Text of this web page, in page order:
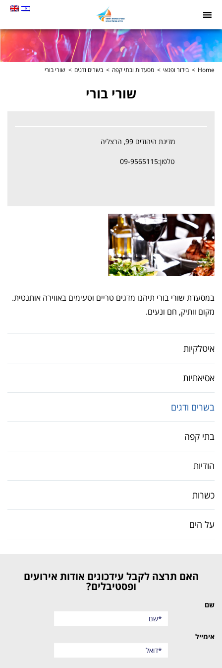
כקישור
לעמוד
הבית
Home בידור ופנאי מסעדות ובתי קפה בשרים ודגים שורי בורי
שורי בורי
מדינת היהודים 99, הרצליה
טלפון:09-9565115
במסעדת שורי בורי תיהנו מדגים טריים וטעימים באווירה אותנטית.
מקום וותיק, חם ונעים.
איטלקיות
אסיאתיות
בשרים ודגים
בתי קפה
הודיות
כשרות
על הים
האם תרצה לקבל עידכונים אודות אירועים
ופסטיבלים?
שם
אימייל